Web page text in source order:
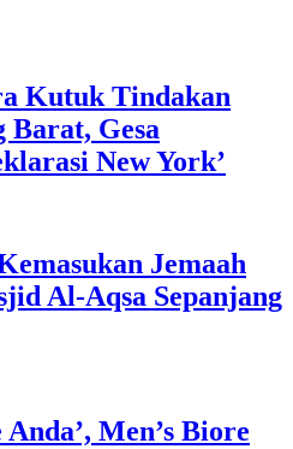
Kutuk Tindakan
Barat, Gesa
New York’
Jemaah
Al-Aqsa Sepanjang
Men’s Biore